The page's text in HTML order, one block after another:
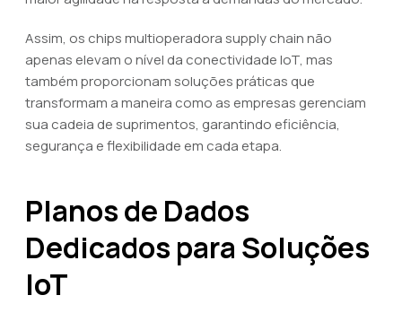
Assim, os chips multioperadora supply chain não
apenas elevam o nível da conectividade IoT, mas
também proporcionam soluções práticas que
transformam a maneira como as empresas gerenciam
sua cadeia de suprimentos, garantindo eficiência,
segurança e flexibilidade em cada etapa.
Planos de Dados
Dedicados para Soluções
IoT